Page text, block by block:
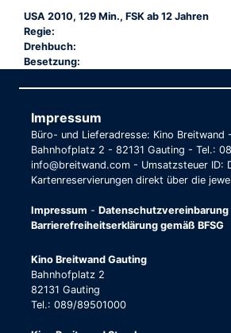
USA 2010, 129 Min., FSK ab 12 Jahren
Regie:
Drehbuch:
Besetzung:
Impressum
Büro- und Lieferadresse: Kino Breitwand
Bahnhofplatz 2 - 82131 Gauting - Tel.:
info@breitwand.com - Umsatzsteuer ID:
Kartenreservierungen direkt über die
Impressum - Datenschutzvereinbarung
Barrierefreiheitserklärung gemäß BFSG
Kino Breitwand Gauting
Bahnhofplatz 2
82131 Gauting
Tel.: 089/89501000